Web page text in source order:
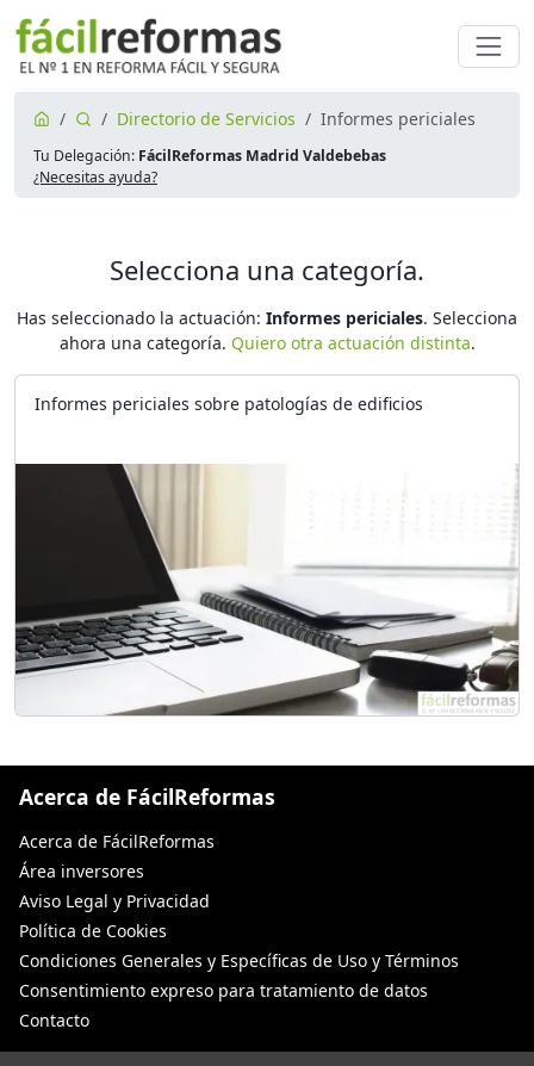
Directorio de Servicios Informes periciales
Tu Delegación: FácilReformas Madrid Valdebebas
¿Necesitas ayuda?
Selecciona una categoría.
Has seleccionado la actuación: Informes periciales. Selecciona
ahora una categoría. Quiero otra actuación distinta.
Informes periciales sobre patologías de edificios
Acerca de FácilReformas
Acerca de FácilReformas
Área inversores
Aviso Legal y Privacidad
Política de Cookies
Condiciones Generales y Específicas de Uso y Términos
Consentimiento expreso para tratamiento de datos
Contacto